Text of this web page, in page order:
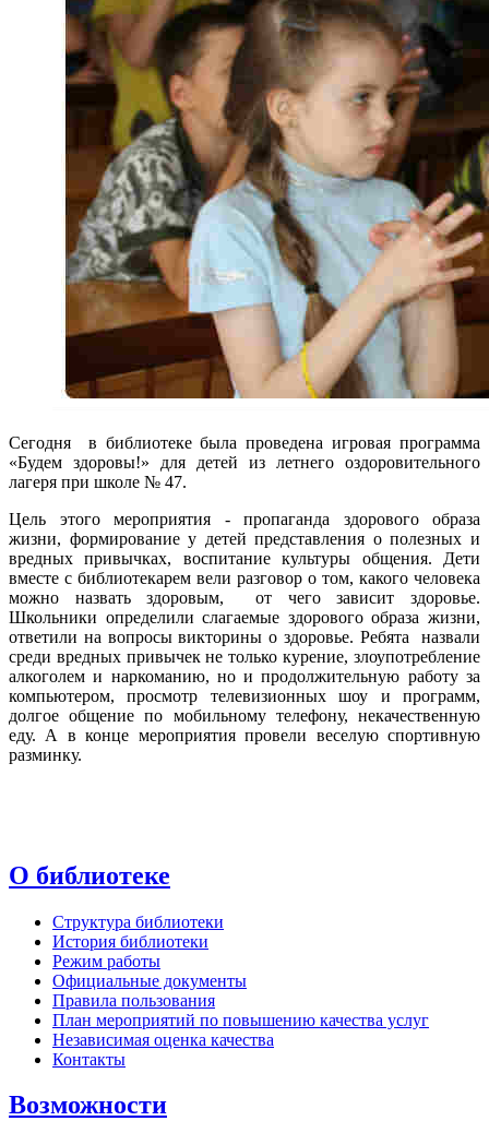
Сегодня в библиотеке была проведена игровая программа
«Будем здоровы!» для детей из летнего оздоровительного
лагеря при школе № 47.
Цель этого мероприятия - пропаганда здорового образа
жизни, формирование у детей представления о полезных и
вредных привычках, воспитание культуры общения. Дети
вместе с библиотекарем вели разговор о том, какого человека
можно назвать здоровым, от чего зависит здоровье.
Школьники определили слагаемые здорового образа жизни,
ответили на вопросы викторины о здоровье. Ребята назвали
среди вредных привычек не только курение, злоупотребление
алкоголем и наркоманию, но и продолжительную работу за
компьютером, просмотр телевизионных шоу и программ,
долгое общение по мобильному телефону, некачественную
еду. А в конце мероприятия провели веселую спортивную
разминку.
О библиотеке
Структура библиотеки
История библиотеки
Режим работы
Официальные документы
Правила пользования
План мероприятий по повышению качества услуг
Независимая оценка качества
Контакты
Возможности